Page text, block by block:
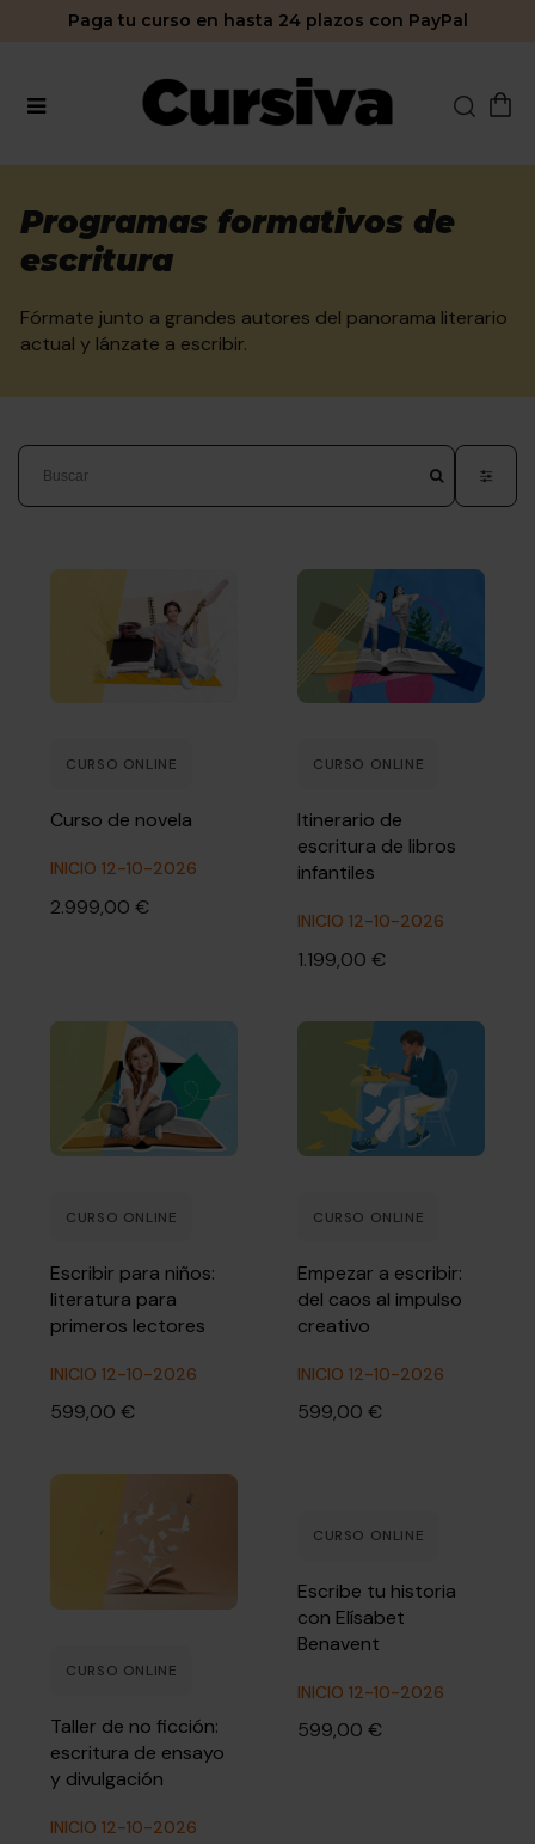
Paga tu curso en hasta 24 plazos con PayPal
Programas formativos de
escritura
Fórmate junto a grandes autores del panorama literario
actual y lánzate a escribir.
CURSO ONLINE
Curso de novela
INICIO 12-10-2026
2.999,00 €
CURSO ONLINE
Itinerario de
escritura de libros
infantiles
INICIO 12-10-2026
1.199,00 €
CURSO ONLINE
Escribir para niños:
literatura para
primeros lectores
INICIO 12-10-2026
599,00 €
CURSO ONLINE
Empezar a escribir:
del caos al impulso
creativo
INICIO 12-10-2026
599,00 €
CURSO ONLINE
Taller de no ficción:
escritura de ensayo
y divulgación
INICIO 12-10-2026
CURSO ONLINE
Escribe tu historia
con Elísabet
Benavent
INICIO 12-10-2026
599,00 €